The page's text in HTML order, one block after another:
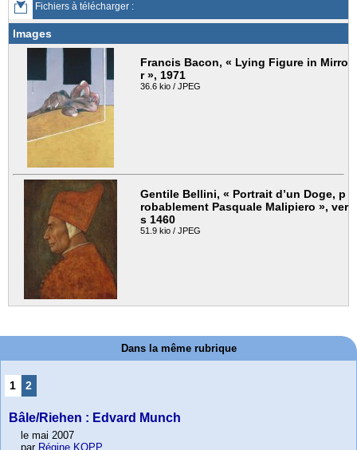
Fichiers à télécharger :
Images
Francis Bacon, « Lying Figure in Mirro
r », 1971
36.6 kio / JPEG
Gentile Bellini, « Portrait d’un Doge, p
robablement Pasquale Malipiero », ver
s 1460
51.9 kio / JPEG
Dans la même rubrique
1 2
Bâle/Riehen : Edvard Munch
le mai 2007
par Régine KOPP